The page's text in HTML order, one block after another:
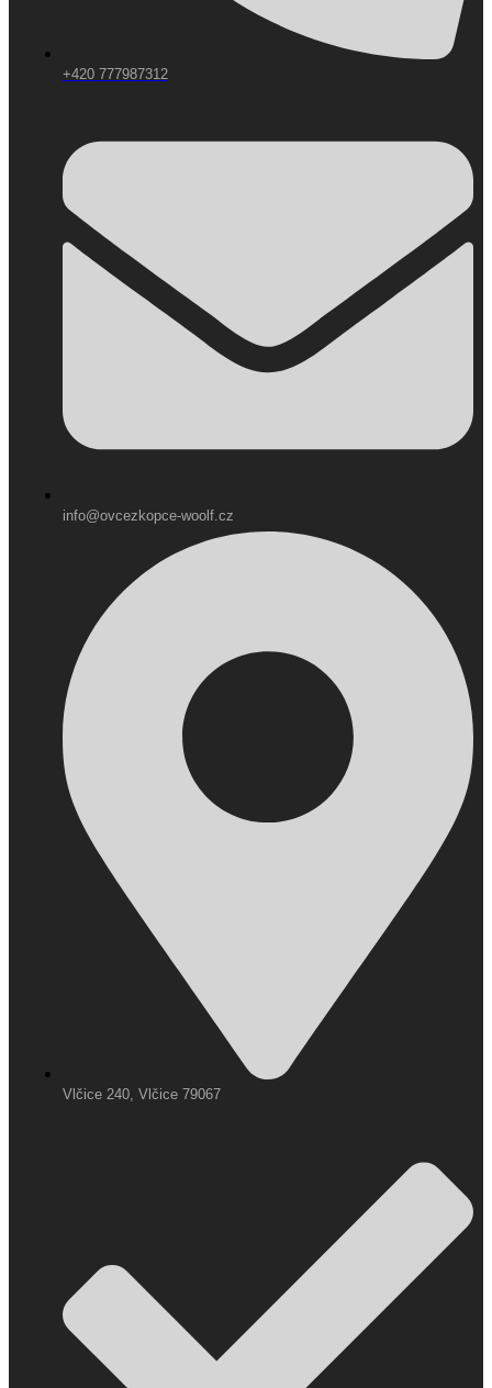
+420 777987312
info@ovcezkopce-woolf.cz
Vlčice 240, Vlčice 79067